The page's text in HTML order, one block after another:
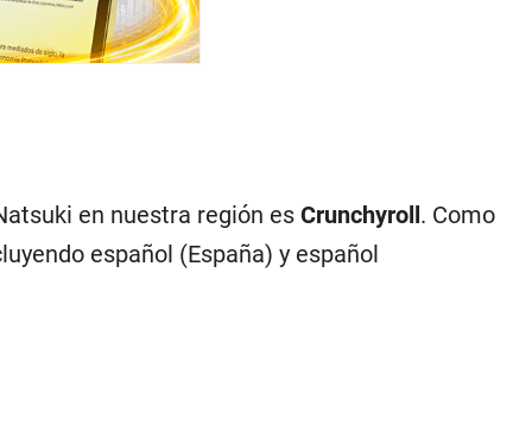
en nuestra región esCrunchyroll. Como
español (España) y español